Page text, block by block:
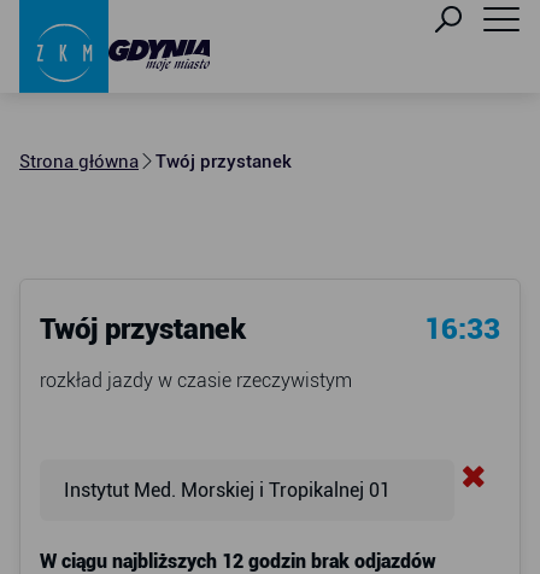
Strona główna Twój przystanek
Twój przystanek 16:33
rozkład jazdy w czasie rzeczywistym
W ciągu najbliższych 12 godzin brak odjazdów